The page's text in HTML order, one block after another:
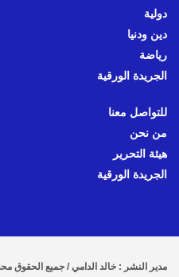
دولية
دين ودنيا
رياضة
الجريدة الورقية
للتواصل معنا
من نحن
هيئة التحرير
الجريدة الورقية
مدير النشر : خالد الدامي / جميع الحقوق